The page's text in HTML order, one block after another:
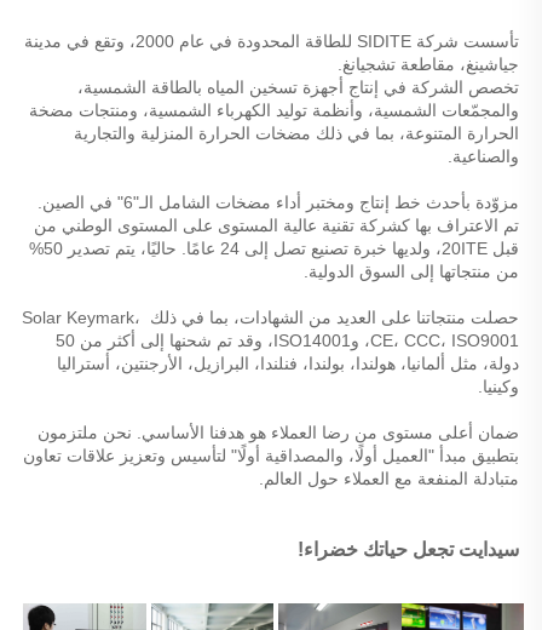
جياشينغ، مقاطعة تشجيانغ.
والصناعية.
من منتجاتها إلى السوق الدولية.
حصلت منتجاتنا على العديد من الشهادات، بما في ذلك Solar Keymark،
وكينيا.
متبادلة المنفعة مع العملاء حول العالم.
سيدايت تجعل حياتك خضراء!